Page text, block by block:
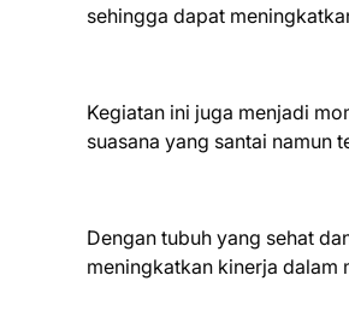
sehingga dapat
Kegiatan ini juga menjadi
suasana yang santai namun
Dengan tubuh yang sehat
meningkatkan kinerja dalam